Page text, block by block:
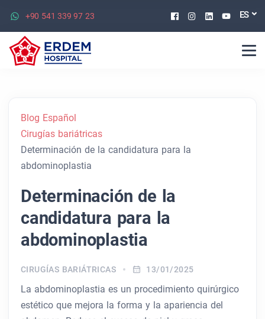
+90 541 339 97 23 Facebook
Instagram
Linkedin
ES
Blog Español
Cirugías bariátricas
Determinación de la candidatura para la
abdominoplastia
Determinación de la
candidatura para la
abdominoplastia
CIRUGÍAS BARIÁTRICAS 13/01/2025
La abdominoplastia es un procedimiento quirúrgico
estético que mejora la forma y la apariencia del